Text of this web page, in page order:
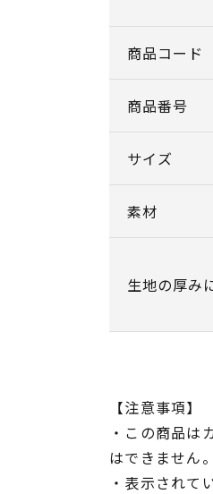
商品コード
商品番号
サイズ
素材
生地の厚み
【注意事項】
・この商品は
はできません。
・表示されて